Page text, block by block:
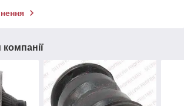
компанії